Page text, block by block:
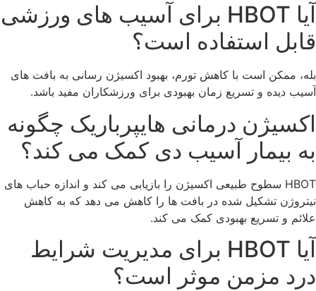
آیا HBOT برای آسیب های ورزشی
قابل استفاده است؟
بله، ممکن است با کاهش تورم، بهبود اکسیژن رسانی به بافت های
آسیب دیده و تسریع زمان بهبودی برای ورزشکاران مفید باشد.
اکسیژن درمانی هایپرباریک چگونه
به بیمار آسیب دی کمک می کند؟
HBOT سطوح طبیعی اکسیژن را بازیابی می کند و اندازه حباب های
نیتروژن تشکیل شده در بافت ها را کاهش می دهد که به کاهش
علائم و تسریع بهبودی کمک می کند.
آیا HBOT برای مدیریت شرایط
درد مزمن موثر است؟